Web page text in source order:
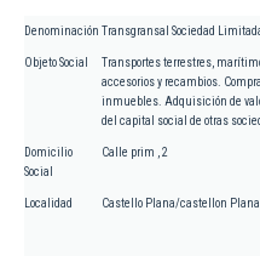
Denominación Transgransal Sociedad
Objeto Social
Transportes terrestres,
accesorios y recambios.
inmuebles. Adquisición de
del capital social de otras
Domicilio
Social
Calle prim , 2
Localidad Castello Plana/castellon Plana